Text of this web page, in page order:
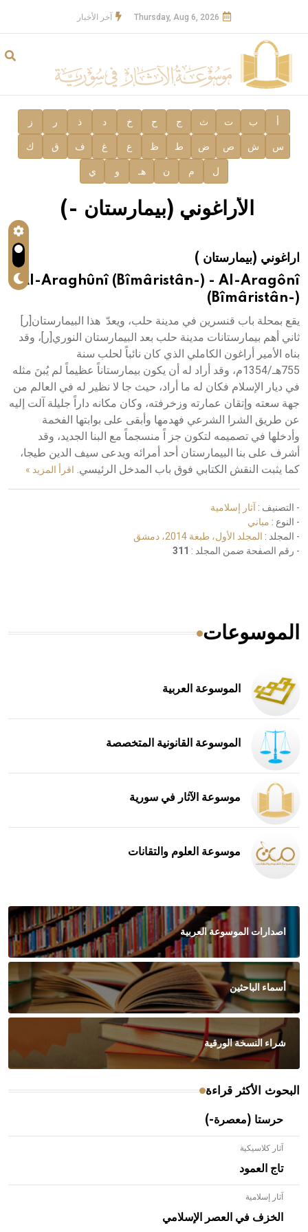
Thursday, Aug 6, 2026 آخر الأخبار
أ ب ت ث ج ح خ د ذ ر ز
س ش ص ض ط ظ ع غ ف ق ك
ل م ن هـ و ي
الأراغوني (بيمارستان -)
اراغوني (بيمارستان )
Al-Araghûnî (Bîmâristân-) - Al-Aragônî
(Bîmâristân-)
يقع بمحلة باب قنسرين في مدينة حلب، ويعدّ هذا البيمارستان[ر]
ثاني أهم بيمارستانات مدينة حلب بعد البيمارستان النوري[ر]، وقد
بناه الأمير أراغون الكاملي الذي كان نائباً لحلب سنة
755هـ/1354م، وقد أراد له أن يكون بيمارستاناً عظيماً لم يُبنَ مثله
في ديار الإسلام فكان له ما أراد، حيث جا لا نظير له في العالم من
جهة سعته وإتقان عمارته وزخرفته، وكان مكانه داراً جليلة آلت إليه
عن طريق الشرا الشرعي فهدمها وأبقى على بوابتها الفخمة
وأدخلها في تصميمه لتكون جز اً منسجماً مع البنا الجديد، وقد
أشرف على بنا البيمارستان أحد أمرائه ويدعى سيف الدين طيجا،
كما يثبت النقش الكتابي فوق باب المدخل الرئيسي. اقرأ المزيد »
- التصنيف : آثار إسلامية
- النوع : مباني
- المجلد : المجلد الأول، طبعة 2014، دمشق
- رقم الصفحة ضمن المجلد : 311
الموسوعات
الموسوعة العربية
الموسوعة القانونية المتخصصة
موسوعة الآثار في سورية
موسوعة العلوم والتقانات
اصدارات الموسوعة العربية
أسماء الباحثين
شراء النسخة الورقية
البحوث الأكثر قراءة
حرستا (معصرة-)
آثار كلاسيكية
تاج العمود
آثار إسلامية
الخزف في العصر الإسلامي